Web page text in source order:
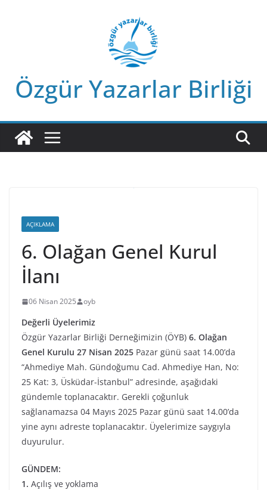
Özgür Yazarlar Birliği
AÇIKLAMA
6. Olağan Genel Kurul
İlanı
06 Nisan 2025 oyb
Değerli Üyelerimiz
Özgür Yazarlar Birliği Derneğimizin (ÖYB) 6. Olağan
Genel Kurulu 27 Nisan 2025 Pazar günü saat 14.00’da
“Ahmediye Mah. Gündoğumu Cad. Ahmediye Han, No:
25 Kat: 3, Üsküdar-İstanbul” adresinde, aşağıdaki
gündemle toplanacaktır. Gerekli çoğunluk
sağlanamazsa 04 Mayıs 2025 Pazar günü saat 14.00’da
yine aynı adreste toplanacaktır. Üyelerimize saygıyla
duyurulur.
GÜNDEM:
1. Açılış ve yoklama